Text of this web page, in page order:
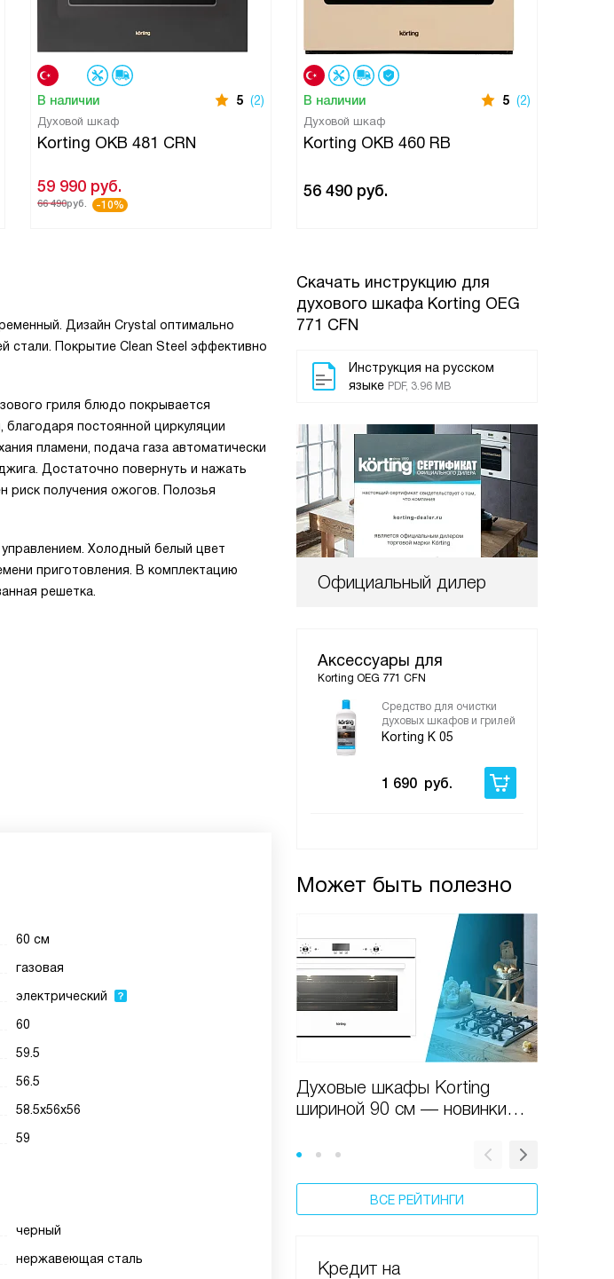
В наличии 5 (2)
Духовой шкаф
Korting OKB 481 CRN
59 990 руб.
66 490руб. -10%
В наличии 5 (2)
Духовой шкаф
Korting OKB 460 RB
56 490 руб.
Скачать инструкцию для
духового шкафа Korting OEG
771 CFN
Инструкция на русском
языке PDF, 3.96 MB
Официальный дилер
Аксессуары для
Korting OEG 771 CFN
Средство для очистки
духовых шкафов и грилей
Korting K 05
1 690 руб.
Может быть полезно
Духовые шкафы Korting
шириной 90 см — новинки
ВСЕ РЕЙТИНГИ
Кредит на
Дизайн Crystal оптимально
стали. Покрытие Clean Steel эффективно
гриля блюдо покрывается
постоянной циркуляции
пламени, подача газа автоматически
Достаточно повернуть и нажать
риск получения ожогов. Полозья
Холодный белый цвет
приготовления. В комплектацию
решетка.
60 см
газовая
электрический
60
59.5
56.5
58.5х56х56
59
черный
нержавеющая сталь